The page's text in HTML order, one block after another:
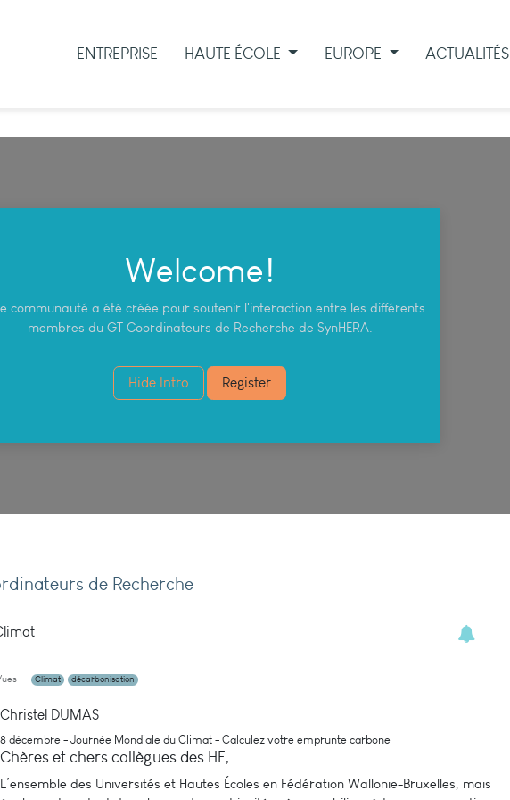
ENTREPRISE HAUTE ÉCOLE EUROPE ACTUALITÉS
Welcome!
communauté a été créée pour soutenir l'interaction entre les différents
membres du GT Coordinateurs de Recherche de SynHERA.
Hide Intro Register
de Recherche
Climat décarbonisation
Christel DUMAS
8 décembre - Journée Mondiale du Climat - Calculez votre emprunte carbone
Chères et chers collèguesdes HE,
L’ensemble des Universités et Hautes Écoles en Fédération Wallonie-Bruxelles, mais